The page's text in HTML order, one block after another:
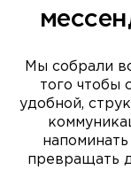
Мы собрали
того чтобы
удобной,
превращать